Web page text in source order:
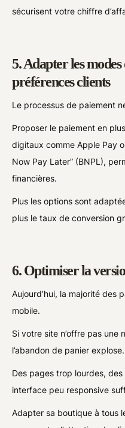
sécurisent votre chiffre
5. Adapter les
préférences clients
Le processus de paiement
Proposer le paiement en
digitaux comme Apple Pay
Now Pay Later” (BNPL),
financières.
Plus les options sont
plus le taux de conversion
6. Optimiser la
Aujourd’hui, la majorité des
mobile.
Si votre site n’offre pas une
l’abandon de panier explose.
Des pages trop lourdes,
interface peu responsive
Adapter sa boutique à tous